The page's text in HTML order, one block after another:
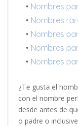
• Nombres
• Nombres
• Nombres
• Nombres
• Nombres
¿Te gusta el
con el nombre
desde antes de
o padre o